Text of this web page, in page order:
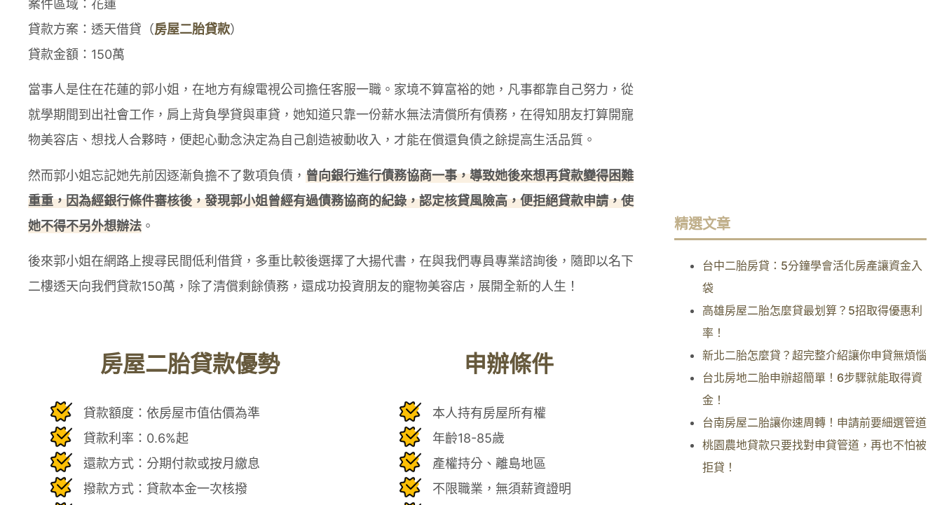
案件區域：花蓮
貸款方案：透天借貸（房屋二胎貸款）
貸款金額：150萬
當事人是住在花蓮的郭小姐，在地方有線電視公司擔任客服一職。家境不算富裕的她，凡事都靠自己努力，從
就學期間到出社會工作，肩上背負學貸與車貸，她知道只靠一份薪水無法清償所有債務，在得知朋友打算開寵
物美容店、想找人合夥時，便起心動念決定為自己創造被動收入，才能在償還負債之餘提高生活品質。
然而郭小姐忘記她先前因逐漸負擔不了數項負債， 曾向銀行進行債務協商一事，導致她後來想再貸款變得困難
重重，因為經銀行條件審核後，發現郭小姐曾經有過債務協商的紀錄，認定核貸風險高，便拒絕貸款申請，使
她不得不另外想辦法 。
後來郭小姐在網路上搜尋民間低利借貸，多重比較後選擇了大揚代書，在與我們專員專業諮詢後，隨即以名下
二樓透天向我們貸款150萬，除了清償剩餘債務，還成功投資朋友的寵物美容店，展開全新的人生！
房屋二胎貸款優勢
貸款額度：依房屋市值估價為準
貸款利率：0.6%起
還款方式：分期付款或按月繳息
撥款方式：貸款本金一次核撥
申辦條件
本人持有房屋所有權
年齡18-85歲
產權持分、離島地區
不限職業，無須薪資證明
精選文章
台中二胎房貸：5分鐘學會活化房產讓資金入
袋
高雄房屋二胎怎麼貸最划算？5招取得優惠利
率！
新北二胎怎麼貸？超完整介紹讓你申貸無煩惱
台北房地二胎申辦超簡單！6步驟就能取得資
金！
台南房屋二胎讓你速周轉！申請前要細選管道
桃園農地貸款只要找對申貸管道，再也不怕被
拒貸！